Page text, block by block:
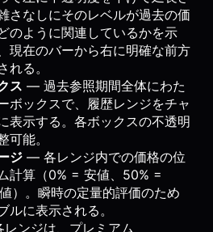
さなしにそのレベルが過去の価
のように関連しているかを示
現在のバーから右に明確な前方
れる。
ス — 過去参照期間全体にわた
ボックスで、履歴レンジをチャ
表示する。各ボックスの不透明
可能。
ジ — 各レンジ内での価格の位
計算（0% = 安値、50% =
）。瞬時の定量的評価のため
ルに表示される。
ンジは、プレミアム